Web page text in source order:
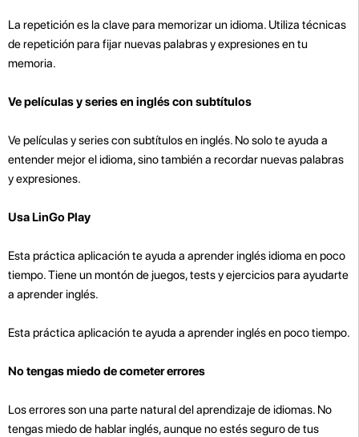
La repetición es la clave para memorizar un idioma. Utiliza técnicas
de repetición para fijar nuevas palabras y expresiones en tu
memoria.
Ve películas y series en inglés con subtítulos
Ve películas y series con subtítulos en inglés. No solo te ayuda a
entender mejor el idioma, sino también a recordar nuevas palabras
y expresiones.
Usa LinGo Play
Esta práctica aplicación te ayuda a aprender inglés idioma en poco
tiempo. Tiene un montón de juegos, tests y ejercicios para ayudarte
a aprender inglés.
Esta práctica aplicación te ayuda a aprender inglés en poco tiempo.
No tengas miedo de cometer errores
Los errores son una parte natural del aprendizaje de idiomas. No
tengas miedo de hablar inglés, aunque no estés seguro de tus